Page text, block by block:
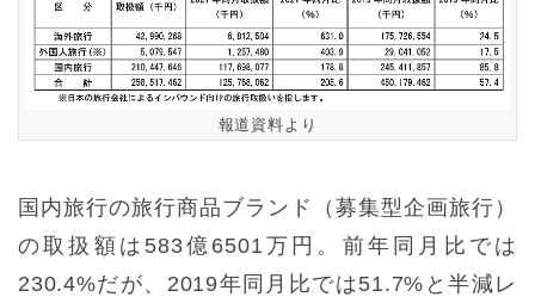
報道資料より
国内旅行の旅行商品ブランド（募集型企画旅行）
の取扱額は583億6501万円。前年同月比では
230.4%だが、2019年同月比では51.7%と半減レ